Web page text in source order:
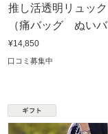
推し活透明リュ
（痛バッグ ぬいバ
¥14,850
口コミ募集中